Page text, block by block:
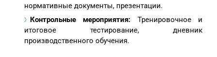
нормативные документы, презентации.
Контрольные мероприятия: Тренировочное и
итоговое тестирование, дневник
производственного обучения.